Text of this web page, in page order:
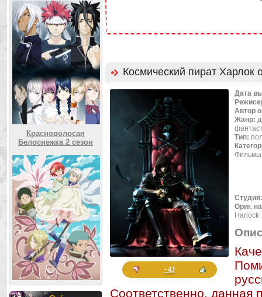
Красноволосая
Белоснежка 2 сезон
Космический пират Харлок
+43
Дата
Автор
Жанр:
Тип:
Фильмы
Ориг.
Harlock
Соответственно, данная